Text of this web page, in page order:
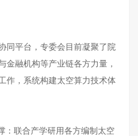
同平台，专委会目前凝聚了院
金融机构等产业链各方力量，
作，系统构建太空算力技术体
：联合产学研用各方编制太空